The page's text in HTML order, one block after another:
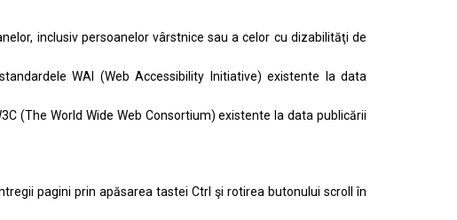
inclusiv persoanelor vârstnice sau a celor cu dizabilităţi de
WAI (Web Accessibility Initiative) existente la data
(The World Wide Web Consortium) existente la data publicării
pagini prin apăsarea tastei Ctrl şi rotirea butonului scroll în